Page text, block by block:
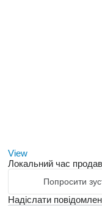
View
Локальний час
Попросити
Надіслати